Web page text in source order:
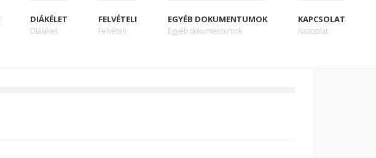
DIÁKÉLET
Diákélet
FELVÉTELI
Felvételi
EGYÉB DOKUMENTUMOK
Egyéb dokumentumok
KAPCSOLAT
Kapcsolat